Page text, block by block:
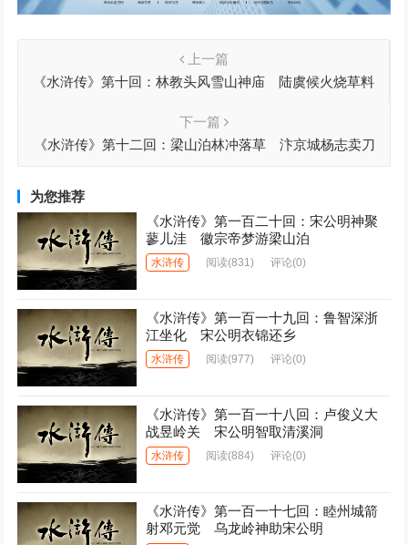
上一篇
《水浒传》第十回：林教头风雪山神庙 陆虞候火烧草料
下一篇
《水浒传》第十二回：梁山泊林冲落草 汴京城杨志卖刀
为您推荐
《水浒传》第一百二十回：宋公明神聚
蓼儿洼 徽宗帝梦游梁山泊
水浒传 阅读(831) 评论(0)
《水浒传》第一百一十九回：鲁智深浙
江坐化 宋公明衣锦还乡
水浒传 阅读(977) 评论(0)
《水浒传》第一百一十八回：卢俊义大
战昱岭关 宋公明智取清溪洞
水浒传 阅读(884) 评论(0)
《水浒传》第一百一十七回：睦州城箭
射邓元觉 乌龙岭神助宋公明